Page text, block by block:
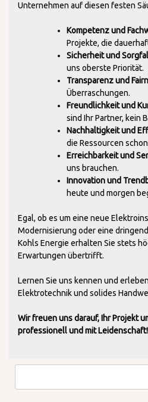
Unternehmen auf diesen festen
Kompetenz und
Projekte, die
Sicherheit und
uns oberste Priorität.
Transparenz und
Überraschungen.
Freundlichkeit und
sind Ihr Partner, kein
Nachhaltigkeit und
die Ressourcen
Erreichbarkeit und
uns brauchen.
Innovation und
heute und morgen
Egal, ob es um eine neue
Modernisierung oder eine
Kohls Energie erhalten Sie stets
Erwartungen übertrifft.
Lernen Sie uns kennen und
Elektrotechnik und solides
Wir freuen uns darauf, Ihr Projekt
professionell und mit Leidenschaft!